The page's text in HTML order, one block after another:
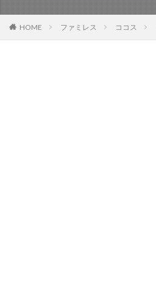
HOME ファミレス ココス
鳥取県
島根県 岡山県
徳島県
香川県 愛媛県
佐賀県
長崎県 熊本県